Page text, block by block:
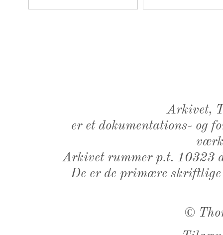
Arkivet,
er et dokumentations- og
Arkivet rummer p.t. 10323
De er de primære
©